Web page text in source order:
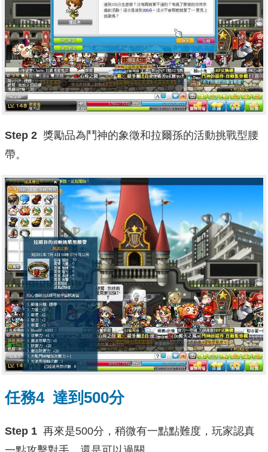
Step 2 獎勵品為鬥神的象徵和拉爾孫的活動挑戰型腰
帶。
任務4 達到500分
Step 1 再來是500分，稍微有一點點難度，玩家認真